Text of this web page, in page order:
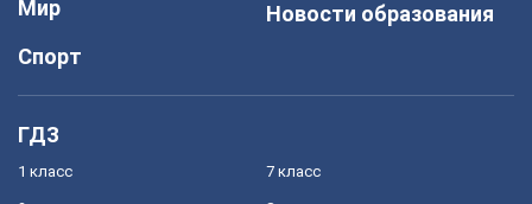
Мир
Спорт
Новости образования
ГДЗ
1 класс 7 класс